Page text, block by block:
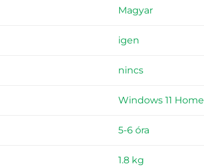
Magyar
igen
nincs
Windows 11 Home
5-6 óra
1.8 kg